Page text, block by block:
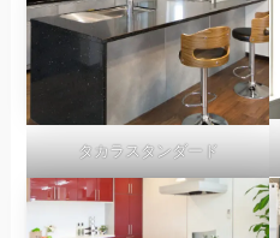
タカラスタンダード